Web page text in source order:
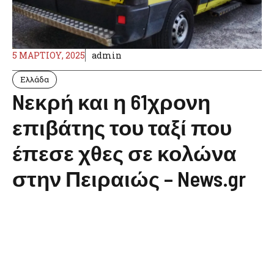
5 ΜΑΡΤΊΟΥ, 2025 admin
Ελλάδα
Nεκρή και η 61χρονη
επιβάτης του ταξί που
έπεσε χθες σε κολώνα
στην Πειραιώς – News.gr